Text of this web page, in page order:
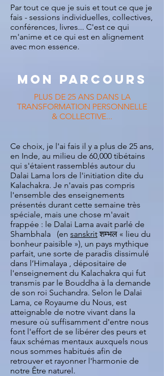
Par tout ce que je suis et tout ce que je
fais - sessions individuelles, collectives,
conférences, livres... C'est ce qui
m'anime et ce qui est en alignement
avec mon essence.
MON PARCOURS
PLUS DE 25 ANS DANS LA
TRANSFORMATION PERSONNELLE
& COLLECTIVE...
Ce choix, je l'ai fais il y a plus de 25 ans,
en Inde, au milieu de 60,000 tibétains
qui s'étaient rassemblés autour du
Dalai Lama lors de l'initiation dite du
Kalachakra. Je n'avais pas compris
l'ensemble des enseignements
présentés durant cette semaine très
spéciale, mais une chose m'avait
frappée : le Dalai Lama avait parlé de
Shambhala (en sanskritशम्भल « lieu du
bonheur paisible »), un pays mythique
parfait, une sorte de paradis dissimulé
dans l’Himalaya , dépositaire de
l'enseignement du Kalachakra qui fut
transmis par le Bouddha à la demande
de son roi Suchandra. Selon le Dalai
Lama, ce Royaume du Nous, est
atteignable de notre vivant dans la
mesure où suffisamment d'entre nous
font l'effort de se libérer des peurs et
faux schémas mentaux auxquels nous
nous sommes habitués afin de
retrouver et rayonner l'harmonie de
notre Être naturel.